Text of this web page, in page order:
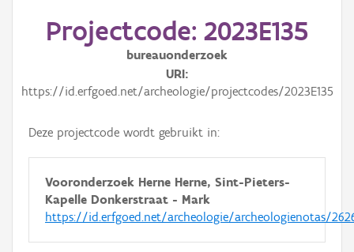
Projectcode: 2023E135
bureauonderzoek
URI
https://id.erfgoed.net/archeologie/projectcodes/2023E135
Deze projectcode wordt gebruikt in:
Vooronderzoek Herne Herne, Sint-Pieters-
Kapelle Donkerstraat - Mark
https://id.erfgoed.net/archeologie/archeologienotas/